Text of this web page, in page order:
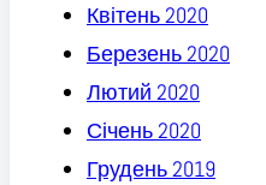
Квітень 2020
Березень 2020
Лютий 2020
Січень 2020
Грудень 2019